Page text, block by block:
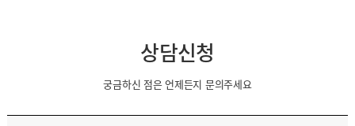
상담신청
궁금하신 점은 언제든지 문의주세요